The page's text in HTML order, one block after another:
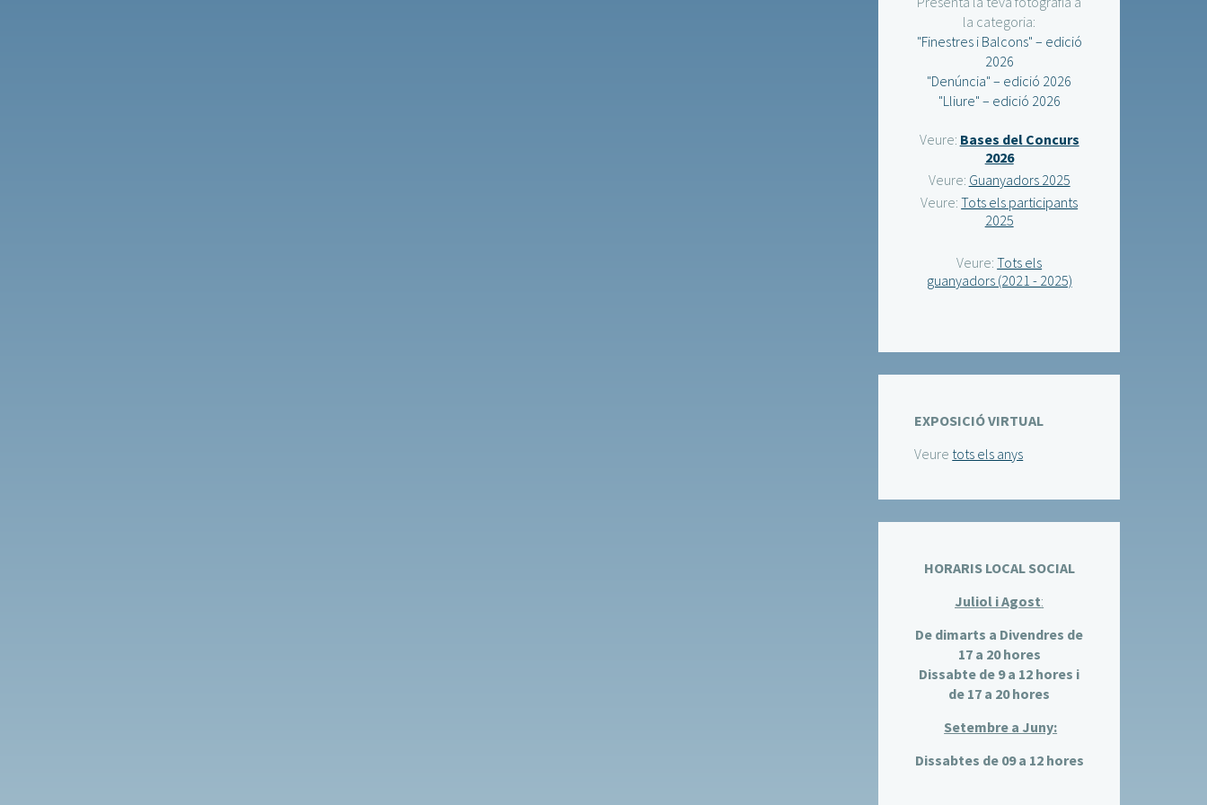
la categoria:
"Finestres i Balcons" – edició
2026
"Denúncia" – edició 2026
"Lliure" – edició 2026
Veure: Bases del Concurs
2026
Veure: Guanyadors 2025
Veure:Tots els participants
2025
Veure:Tots els
guanyadors (2021 - 2025)
EXPOSICIÓ VIRTUAL
Veure tots els anys
HORARIS LOCAL SOCIAL
Juliol i Agost:
De dimarts a Divendres de
17 a 20 hores
Dissabte de 9 a 12 hores i
de 17 a 20 hores
Setembre a Juny:
Dissabtes de 09 a 12 hores